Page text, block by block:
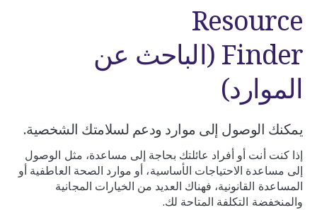
Resource
Finder (الباحث عن
الموارد)
يمكنك الوصول إلى موارد ودعم لسلامتك الشخصية.
إذا كنت أنت أو أفراد عائلتك بحاجة إلى مساعدة، مثل الوصول
إلى مساعدة الاحتياجات الأساسية، أو موارد الصحة العاطفية أو
المساعدة القانونية، فهناك العديد من الخيارات المجانية
والمنخفضة التكلفة المتاحة لك.